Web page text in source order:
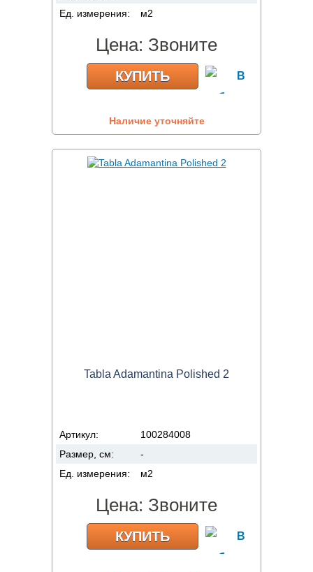
Ед. измерения:
м2
Цена: Звоните
КУПИТЬ
Наличие уточняйте
Tabla Adamantina Polished 2
Артикул:
100284008
Размер, см:
-
Ед. измерения:
м2
Цена: Звоните
КУПИТЬ